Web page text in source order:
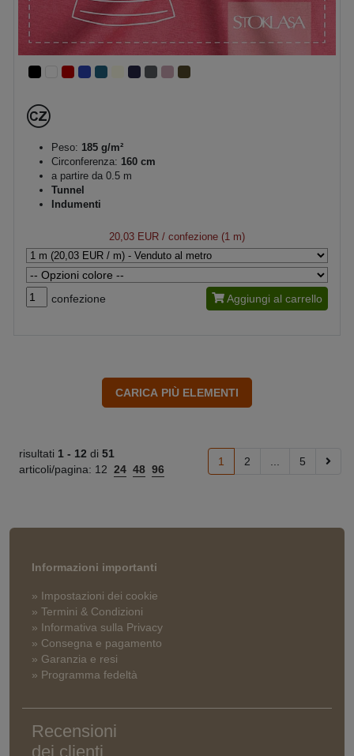
Peso: 185 g/m²
Circonferenza: 160 cm
a partire da 0.5 m
Tunnel
Indumenti
20,03 EUR / confezione (1 m)
confezione Aggiungi al carrello
risultati 1 - 12 di 51
articoli/pagina: 12 24 48 96
1 2 5
Informazioni importanti
» Impostazioni dei cookie
» Termini & Condizioni
» Informativa sulla Privacy
» Consegna e pagamento
» Garanzia e resi
» Programma fedeltà
Recensioni
dei clienti